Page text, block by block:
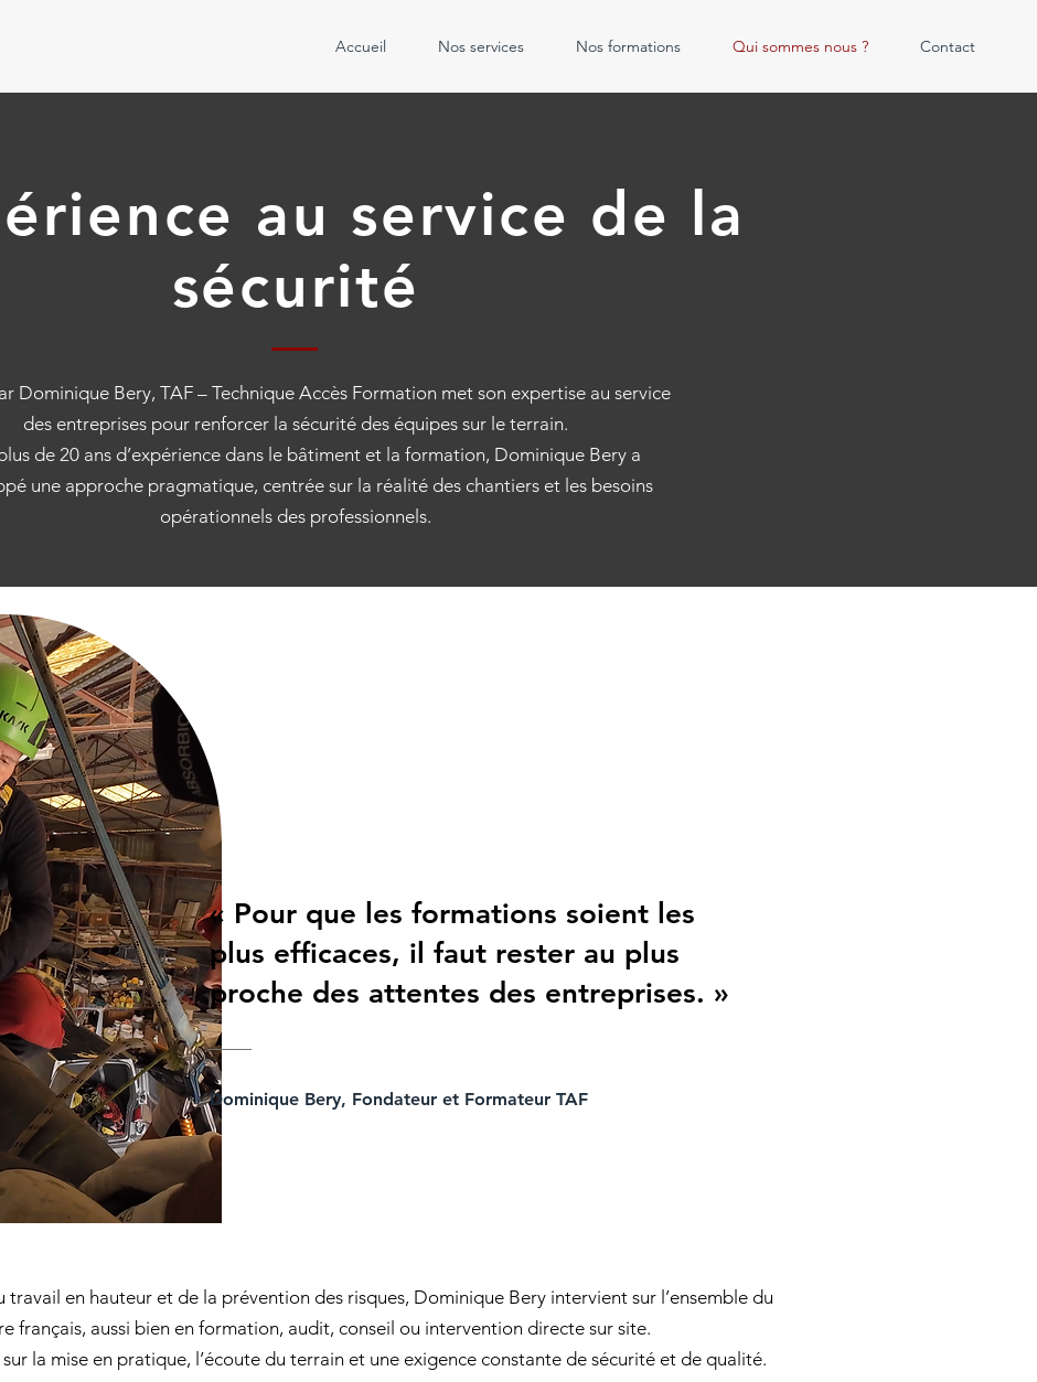
Accueil Nos services Nos formations Qui sommes nous ? Contact
au service de la
sécurité
Dominique Bery, TAF – Technique Accès Formation met son expertise au service
des entreprises pour renforcer la sécurité des équipes sur le terrain.
de 20 ans d’expérience dans le bâtiment et la formation, Dominique Bery a
une approche pragmatique, centrée sur la réalité des chantiers et les besoins
opérationnels des professionnels.
« Pour que les formations soient les
plus efficaces, il faut rester au plus
proche des attentes des entreprises. »
Dominique Bery, Fondateur et Formateur TAF
travail en hauteur et de la prévention des risques, Dominique Bery intervient sur l’ensemble du
français, aussi bien en formation, audit, conseil ou intervention directe sur site.
la mise en pratique, l’écoute du terrain et une exigence constante de sécurité et de qualité.